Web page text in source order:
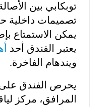
توبكابي بين
تصميمات داخلية
يمكن الاستمتاع
يعتبر الفندق أحد
ويندهام الفاخرة.
يحرص الفندق
المرافق، مركز